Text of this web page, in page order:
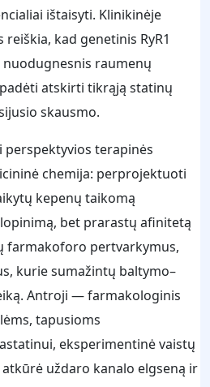
ištaisyti. Klinikinėje
kad genetinis RyR1
raumenų
atskirti tikrąją statinų
skausmo.
terapinės
chemija: perprojektuoti
kepenų taikomą
bet prarastų afinitetą
farmakoforo pertvarkymus,
kurie sumažintų baltymo–
Antroji — farmakologinis
tapusioms
eksperimentinė vaistų
atkūrė uždaro kanalo elgseną ir